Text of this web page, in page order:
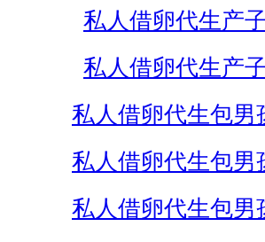
私人借卵代生产
私人借卵代生产
私人借卵代生包男
私人借卵代生包男
私人借卵代生包男